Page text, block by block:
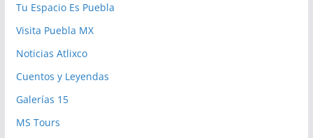
Tu Espacio Es Puebla
Visita Puebla MX
Noticias Atlixco
Cuentos y Leyendas
Galerías 15
MS Tours